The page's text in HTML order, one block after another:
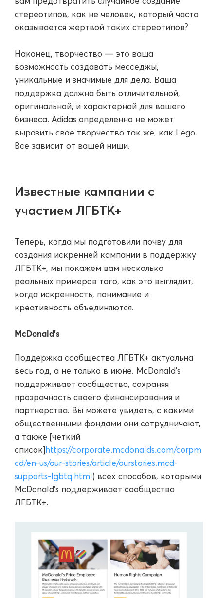
стереотипов, как не человек, который часто
оказывается жертвой таких стереотипов?
Наконец, творчество — это ваша
возможность создавать месседжы,
уникальные и значимые для дела. Ваша
поддержка должна быть отличительной,
оригинальной, и характерной для вашего
бизнеса. Adidas определенно не может
выразить свое творчество так же, как Lego.
Все зависит от вашей ниши.
Известные кампании с
участием ЛГБТК+
Теперь, когда мы подготовили почву для
создания искренней кампании в поддержку
ЛГБТК+, мы покажем вам несколько
реальных примеров того, как это выглядит,
когда искренность, понимание и
креативность объединяются.
McDonald’s
Поддержка сообщества ЛГБТК+ актуальна
весь год, а не только в июне. McDonald’s
поддерживает сообщество, сохраняя
прозрачность своего финансирования и
партнерства. Вы можете увидеть, с какими
общественными фондами они сотрудничают,
а также [четкий
список]https://corporate.mcdonalds.com/corpm
cd/en-us/our-stories/article/ourstories.mcd-
supports-lgbtq.html) всех способов, которыми
McDonald's поддерживает сообщество
ЛГБТК+.